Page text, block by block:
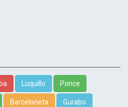
Luquillo Ponce
Barceloneta Gurabo